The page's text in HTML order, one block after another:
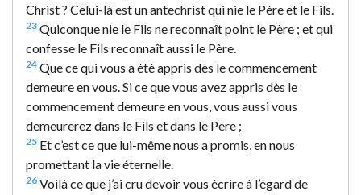
Christ ? Celui-là est un antechrist qui nie le Père et le Fils.
23 Quiconque nie le Fils ne reconnaît point le Père ; et qui
confesse le Fils reconnaît aussi le Père.
24 Que ce qui vous a été appris dès le commencement
demeure en vous. Si ce que vous avez appris dès le
commencement demeure en vous, vous aussi vous
demeurerez dans le Fils et dans le Père ;
25 Et c’est ce que lui-même nous a promis, en nous
promettant la vie éternelle.
26 Voilà ce que j’ai cru devoir vous écrire à l’égard de